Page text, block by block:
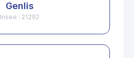
Genlis
Insee : 21292